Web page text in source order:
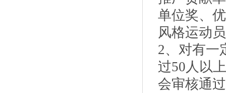
单位奖、
风格运动
2、对有一
过50人以
会审核通